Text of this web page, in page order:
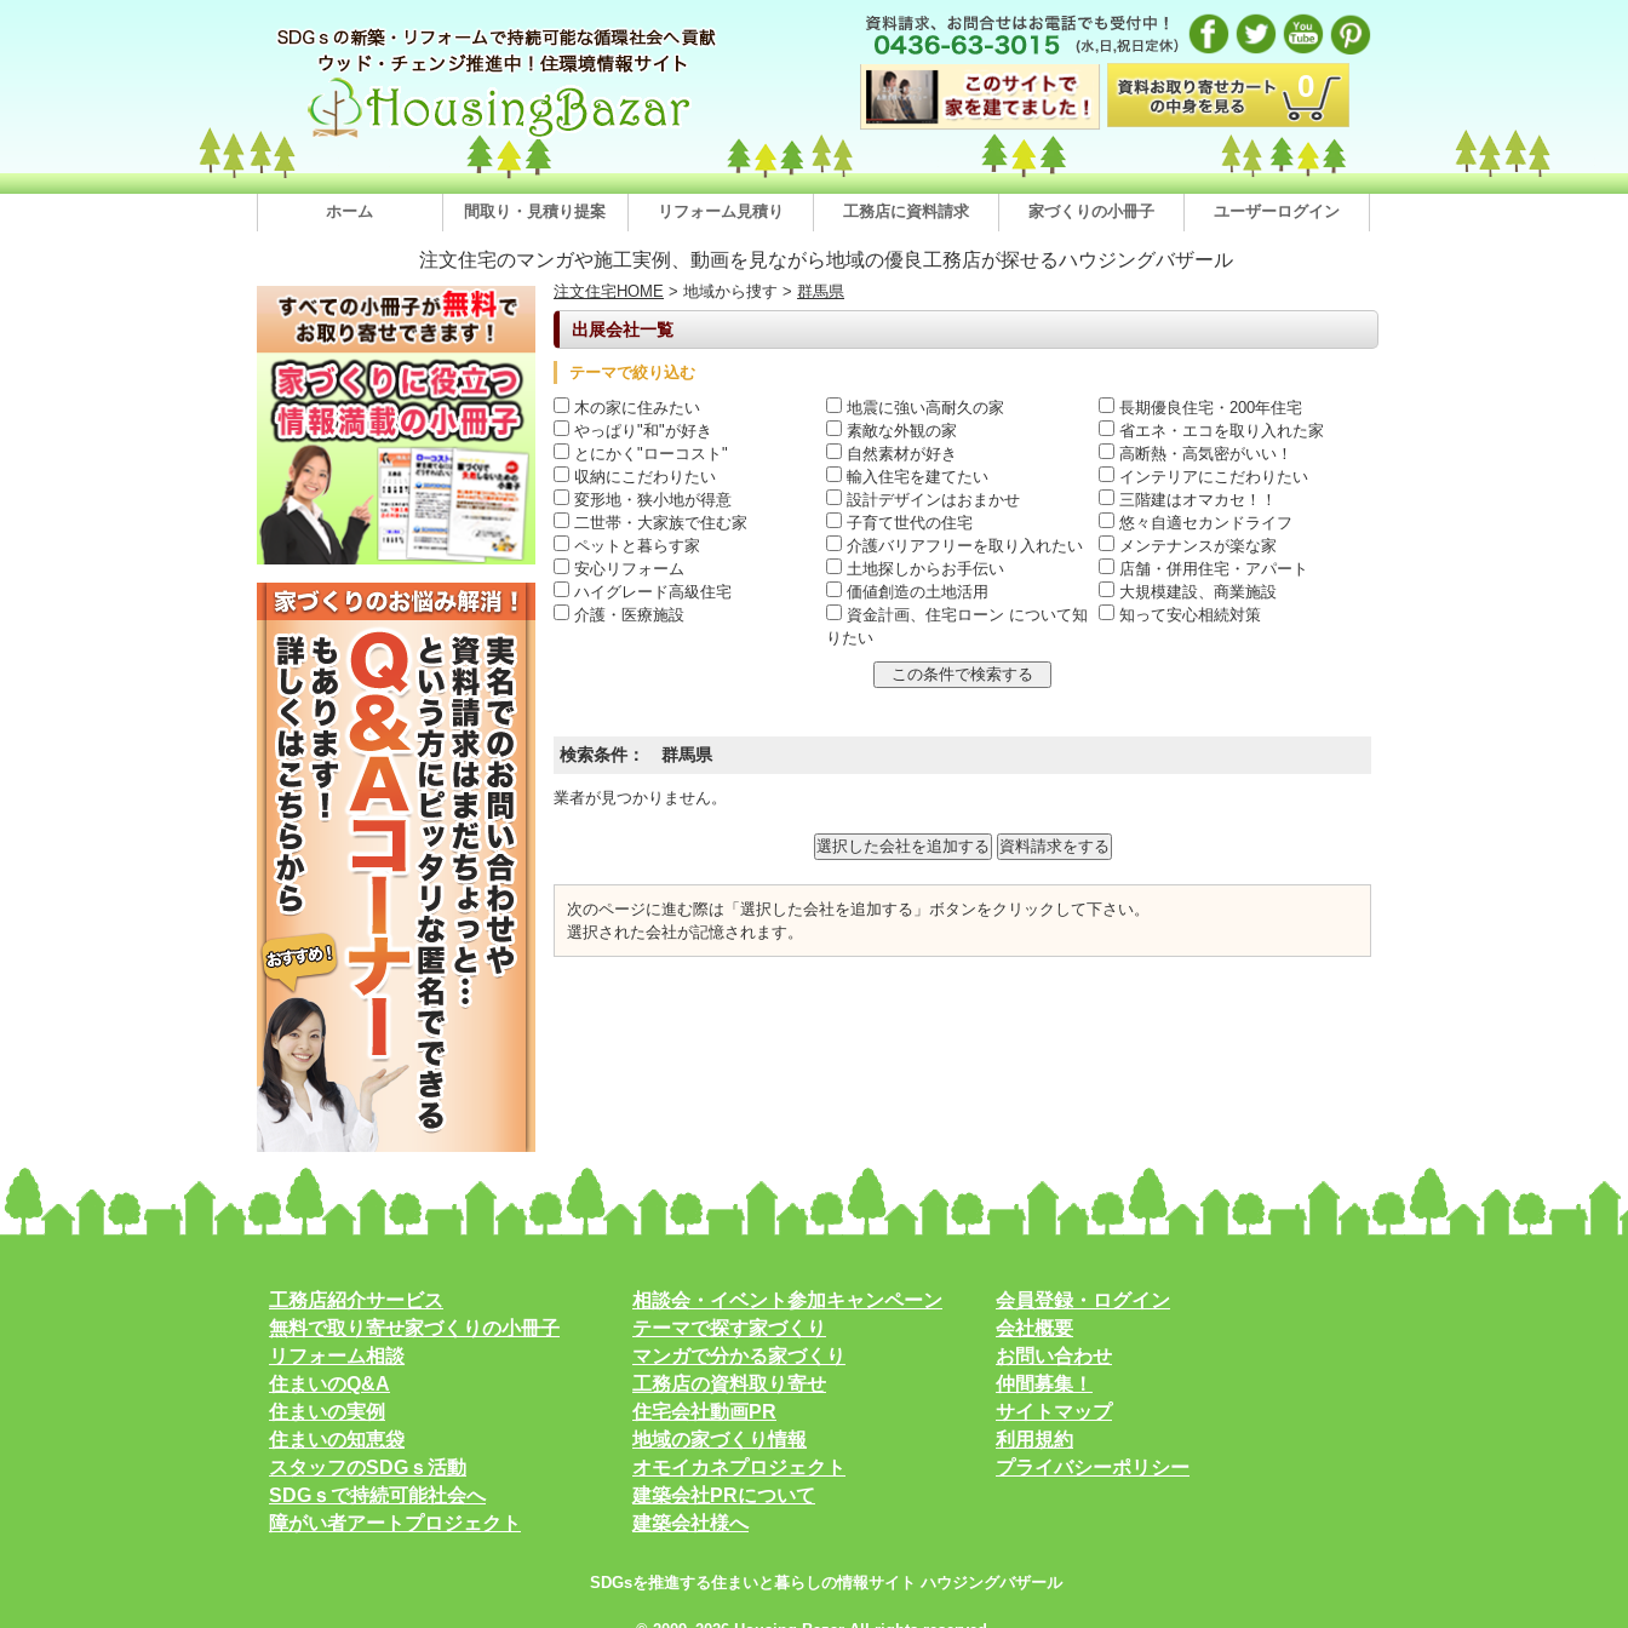
0
ホーム 間取り・見積り提案 リフォーム見積り 工務店に資料請求 家づくりの小冊子 ユーザーログイン
注文住宅のマンガや施工実例、動画を見ながら地域の優良工務店が探せるハウジングバザール
注文住宅HOME > 地域から捜す > 群馬県
出展会社一覧
テーマで絞り込む
木の家に住みたい
地震に強い高耐久の家
長期優良住宅・200年住宅
やっぱり"和"が好き
素敵な外観の家
省エネ・エコを取り入れた家
とにかく"ローコスト"
自然素材が好き
高断熱・高気密がいい！
収納にこだわりたい
輸入住宅を建てたい
インテリアにこだわりたい
変形地・狭小地が得意
設計デザインはおまかせ
三階建はオマカセ！！
二世帯・大家族で住む家
子育て世代の住宅
悠々自適セカンドライフ
ペットと暮らす家
介護バリアフリーを取り入れたい
メンテナンスが楽な家
安心リフォーム
土地探しからお手伝い
店舗・併用住宅・アパート
ハイグレード高級住宅
価値創造の土地活用
大規模建設、商業施設
介護・医療施設
資金計画、住宅ローン について知
りたい
知って安心相続対策
検索条件： 群馬県
業者が見つかりません。
次のページに進む際は「選択した会社を追加する」ボタンをクリックして下さい。
選択された会社が記憶されます。
工務店紹介サービス
無料で取り寄せ家づくりの小冊子
リフォーム相談
住まいのQ&A
住まいの実例
住まいの知恵袋
スタッフのSDGｓ活動
SDGｓで持続可能社会へ
障がい者アートプロジェクト
相談会・イベント参加キャンペーン
テーマで探す家づくり
マンガで分かる家づくり
工務店の資料取り寄せ
住宅会社動画PR
地域の家づくり情報
オモイカネプロジェクト
建築会社PRについて
建築会社様へ
会員登録・ログイン
会社概要
お問い合わせ
仲間募集！
サイトマップ
利用規約
プライバシーポリシー
SDGsを推進する住まいと暮らしの情報サイト ハウジングバザール